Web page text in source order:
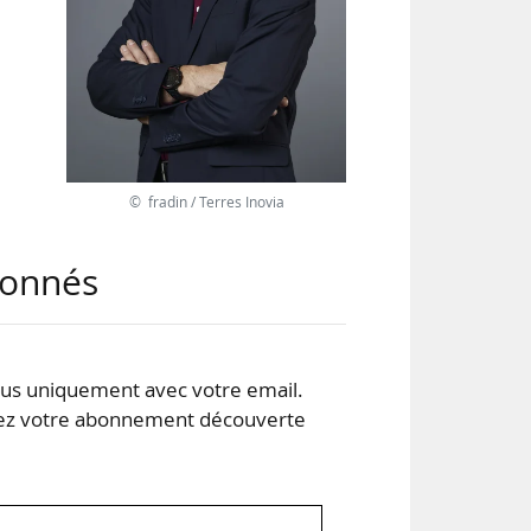
© fradin / Terres Inovia
uniquement avec votre email.
votre abonnement découverte